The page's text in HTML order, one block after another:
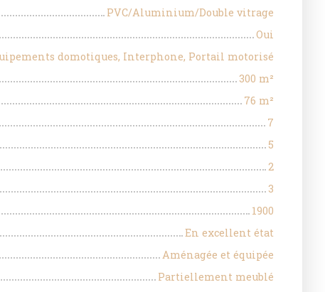
PVC/Aluminium/Double vitrage
Oui
domotiques, Interphone, Portail motorisé
300 m²
76 m²
7
5
2
3
1900
En excellent état
Aménagée et équipée
Partiellement meublé